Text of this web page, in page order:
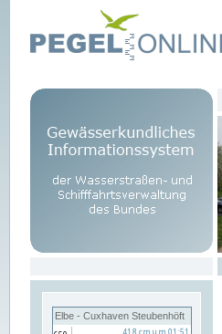
Elbe - Cuxhaven Steubenhöft